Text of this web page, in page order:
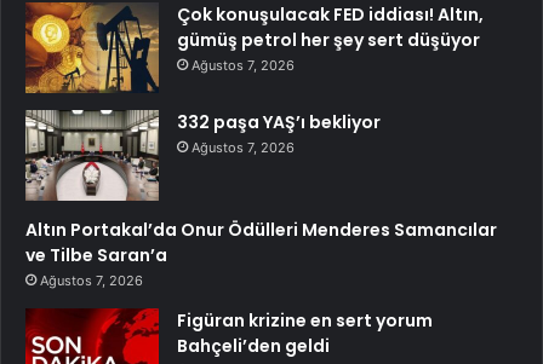
Çok konuşulacak FED iddiası! Altın,
gümüş petrol her şey sert düşüyor
Ağustos 7, 2026
332 paşa YAŞ’ı bekliyor
Ağustos 7, 2026
Altın Portakal’da Onur Ödülleri Menderes Samancılar
ve Tilbe Saran’a
Ağustos 7, 2026
Figüran krizine en sert yorum
Bahçeli’den geldi